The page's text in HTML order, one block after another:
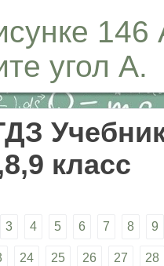
146
угол А.
класс
3 4 5 6 7 8 9
24 25 26 27 28